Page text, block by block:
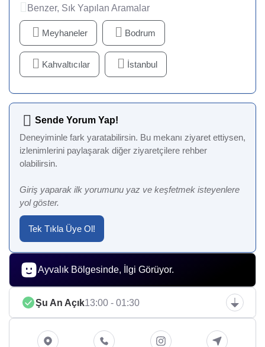
Benzer, Sık Yapılan Aramalar
Meyhaneler Bodrum
Kahvaltıcılar İstanbul
Sende Yorum Yap!
Deneyiminle fark yaratabilirsin. Bu mekanı ziyaret ettiysen,
izlenimlerini paylaşarak diğer ziyaretçilere rehber
olabilirsin.
Giriş yaparak ilk yorumunu yaz ve keşfetmek isteyenlere
yol göster.
Tek Tıkla Üye Ol!
Ayvalık Bölgesinde, İlgi Görüyor.
Şu An Açık13:00 - 01:30